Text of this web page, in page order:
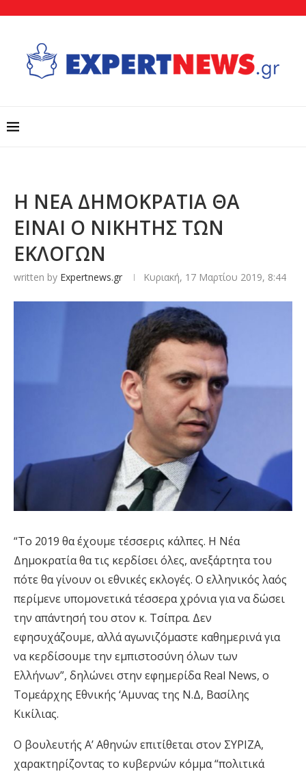
Η ΝΕΑ ΔΗΜΟΚΡΑΤΙΑ ΘΑ
ΕΙΝAI Ο ΝΙΚΗΤΗΣ ΤΩΝ
ΕΚΛΟΓΩΝ
written by Expertnews.gr Κυριακή, 17 Μαρτίου 2019, 8:44
“Το 2019 θα έχουμε τέσσερις κάλπες. Η Νέα
Δημοκρατία θα τις κερδίσει όλες, ανεξάρτητα του
πότε θα γίνουν οι εθνικές εκλογές. Ο ελληνικός λαός
περίμενε υπομονετικά τέσσερα χρόνια για να δώσει
την απάντησή του στον κ. Τσίπρα. Δεν
εφησυχάζουμε, αλλά αγωνιζόμαστε καθημερινά για
να κερδίσουμε την εμπιστοσύνη όλων των
Ελλήνων”, δηλώνει στην εφημερίδα Real News, ο
Τομεάρχης Εθνικής ‘Αμυνας της Ν.Δ, Βασίλης
Κικίλιας.
Ο βουλευτής Α’ Αθηνών επιτίθεται στον ΣΥΡΙΖΑ,
χαρακτηρίζοντας το κυβερνών κόμμα “πολιτικά